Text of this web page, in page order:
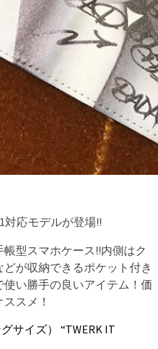
対応モデルが登場!!
型スマホケース!!内側はク
が収納できるポケット付き
い勝手の良いアイテム！価
スメ！
サイズ） “TWERK IT